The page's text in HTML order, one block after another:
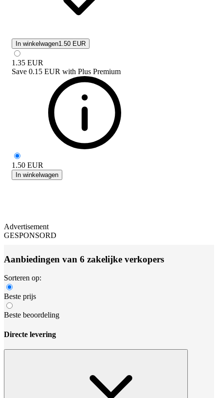
In winkelwagen1.50 EUR
1.35 EUR
Save 0.15 EUR with Plus Premium
1.50 EUR
In winkelwagen
Advertisement
GESPONSORD
Aanbiedingen van 6 zakelijke verkopers
Sorteren op:
Beste prijs
Beste beoordeling
Directe levering